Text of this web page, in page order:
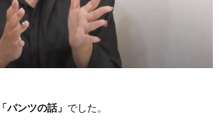
「パンツの話」 でした。